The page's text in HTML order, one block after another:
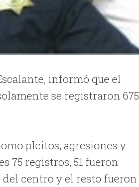
informó que el
se registraron 675
pleitos, agresiones y
75 registros, 51 fueron
centro y el resto fueron